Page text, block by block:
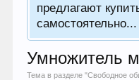
предлагают
Умножитель
Тема в разделе "Свободное